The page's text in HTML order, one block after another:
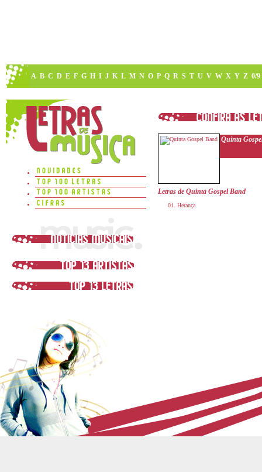
A B C D E F G H I J K L M N O P Q R S T U V W X Y Z 0/9
Quinta
Letras de Quinta Gospel Band
Herança